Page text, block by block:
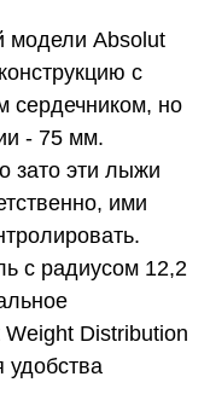
модели Absolut
с
сердечником, но
- 75 мм.
зато эти лыжи
ими
с радиусом 12,2
Distribution